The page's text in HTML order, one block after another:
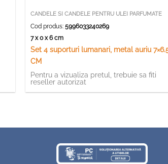
CANDELE SI CANDELE PENTRU ULEI PARFUMATE
Cod produs:5996033240269
7 x 0 x 6 cm
Set 4 suporturi lumanari, metal auriu
CM
Pentru a vizualiza pretul, trebuie sa fiti
reseller autorizat